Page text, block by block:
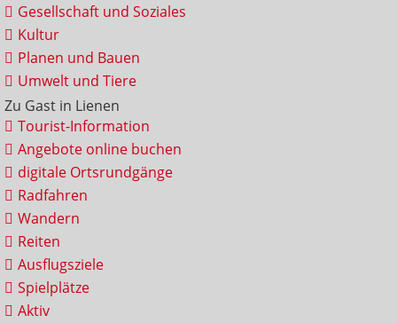
Gesellschaft und Soziales
Kultur
Planen und Bauen
Umwelt und Tiere
Zu Gast in Lienen
Tourist-Information
Angebote online buchen
digitale Ortsrundgänge
Radfahren
Wandern
Reiten
Ausflugsziele
Spielplätze
Aktiv